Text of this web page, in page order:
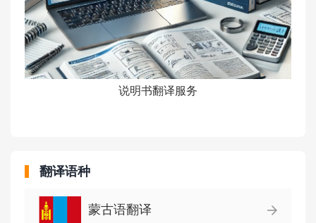
说明书翻译服务
翻译语种
蒙古语翻译